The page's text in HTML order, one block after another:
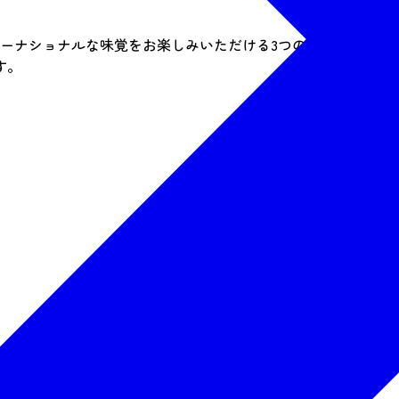
ショナルな味覚をお楽しみいただける3つのレストラン＆